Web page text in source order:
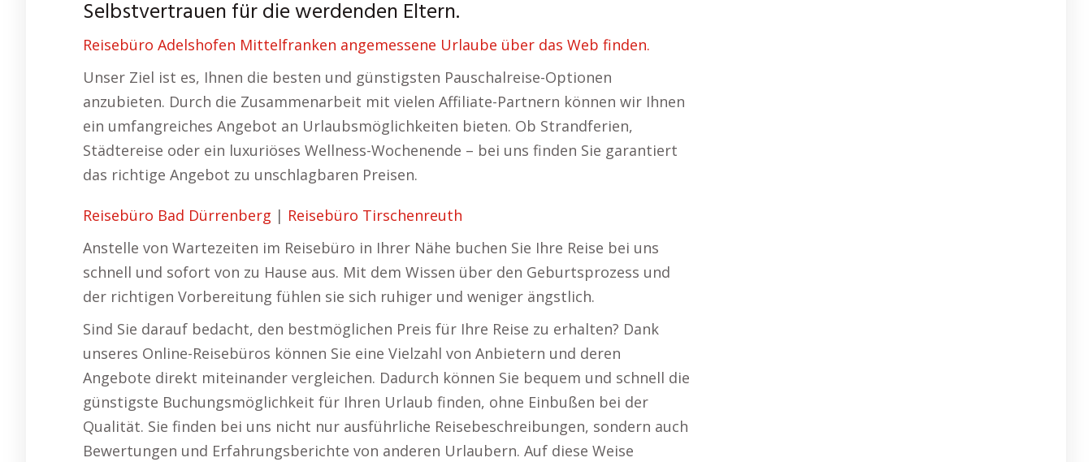
Selbstvertrauen für die werdenden Eltern.
Reisebüro Adelshofen Mittelfranken angemessene Urlaube über das Web finden.
Unser Ziel ist es, Ihnen die besten und günstigsten Pauschalreise-Optionen
anzubieten. Durch die Zusammenarbeit mit vielen Affiliate-Partnern können wir Ihnen
ein umfangreiches Angebot an Urlaubsmöglichkeiten bieten. Ob Strandferien,
Städtereise oder ein luxuriöses Wellness-Wochenende – bei uns finden Sie garantiert
das richtige Angebot zu unschlagbaren Preisen.
Reisebüro Bad Dürrenberg | Reisebüro Tirschenreuth
Anstelle von Wartezeiten im Reisebüro in Ihrer Nähe buchen Sie Ihre Reise bei uns
schnell und sofort von zu Hause aus. Mit dem Wissen über den Geburtsprozess und
der richtigen Vorbereitung fühlen sie sich ruhiger und weniger ängstlich.
Sind Sie darauf bedacht, den bestmöglichen Preis für Ihre Reise zu erhalten? Dank
unseres Online-Reisebüros können Sie eine Vielzahl von Anbietern und deren
Angebote direkt miteinander vergleichen. Dadurch können Sie bequem und schnell die
günstigste Buchungsmöglichkeit für Ihren Urlaub finden, ohne Einbußen bei der
Qualität. Sie finden bei uns nicht nur ausführliche Reisebeschreibungen, sondern auch
Bewertungen und Erfahrungsberichte von anderen Urlaubern. Auf diese Weise